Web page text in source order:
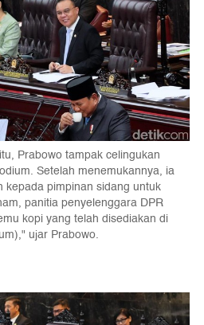
Prabowo tampak celingukan
Setelah menemukannya, ia
kepada pimpinan sidang untuk
panitia penyelenggara DPR
kopi yang telah disediakan di
ujar Prabowo.